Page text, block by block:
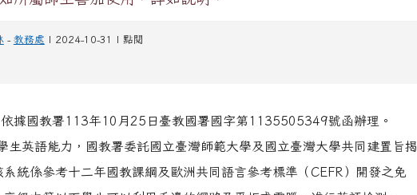
- 教務處 | 2024-10-31 | 點閱
據國教署113年10月25日臺教國署國字第1135505349號函辦理。
生英語能力，國教署委託國立臺灣師範大學及國立臺灣大學共同建置旨揭
系統係參考十二年國教課綱及歐洲共同語言參考標準（CEFR）開發之免